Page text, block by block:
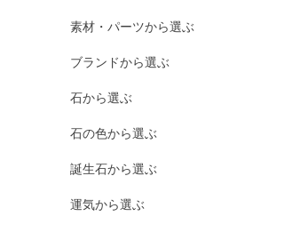
素材・パーツから選ぶ
ブランドから選ぶ
石から選ぶ
石の色から選ぶ
誕生石から選ぶ
運気から選ぶ